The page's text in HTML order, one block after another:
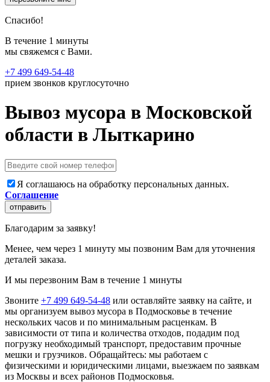
Спасибо!
В течение 1 минуты
мы свяжемся с Вами.
+7 499 649-54-48
прием звонков круглосуточно
Вывоз мусора в Московской
области в Лыткарино
Я соглашаюсь на обработку персональных данных.
Соглашение
отправить
Благодарим за заявку!
Менее, чем через 1 минуту мы позвоним Вам для уточнения
деталей заказа.
И мы перезвоним Вам в течение 1 минуты
Звоните +7 499 649-54-48 или оставляйте заявку на сайте, и
мы организуем вывоз мусора в Подмосковье в течение
нескольких часов и по минимальным расценкам. В
зависимости от типа и количества отходов, подадим под
погрузку необходимый транспорт, предоставим прочные
мешки и грузчиков. Обращайтесь: мы работаем с
физическими и юридическими лицами, выезжаем по заявкам
из Москвы и всех районов Подмосковья.